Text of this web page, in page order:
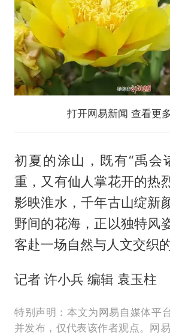
打开网易新闻 查看更
初夏的涂山，既有“禹会
重，又有仙人掌花开的热
影映淮水，千年古山绽新
野间的花海，正以独特风
客赴一场自然与人文交织
记者 许小兵 编辑 袁玉柱
特别声明：本文为网易自媒体平
并发布，仅代表该作者观点。网